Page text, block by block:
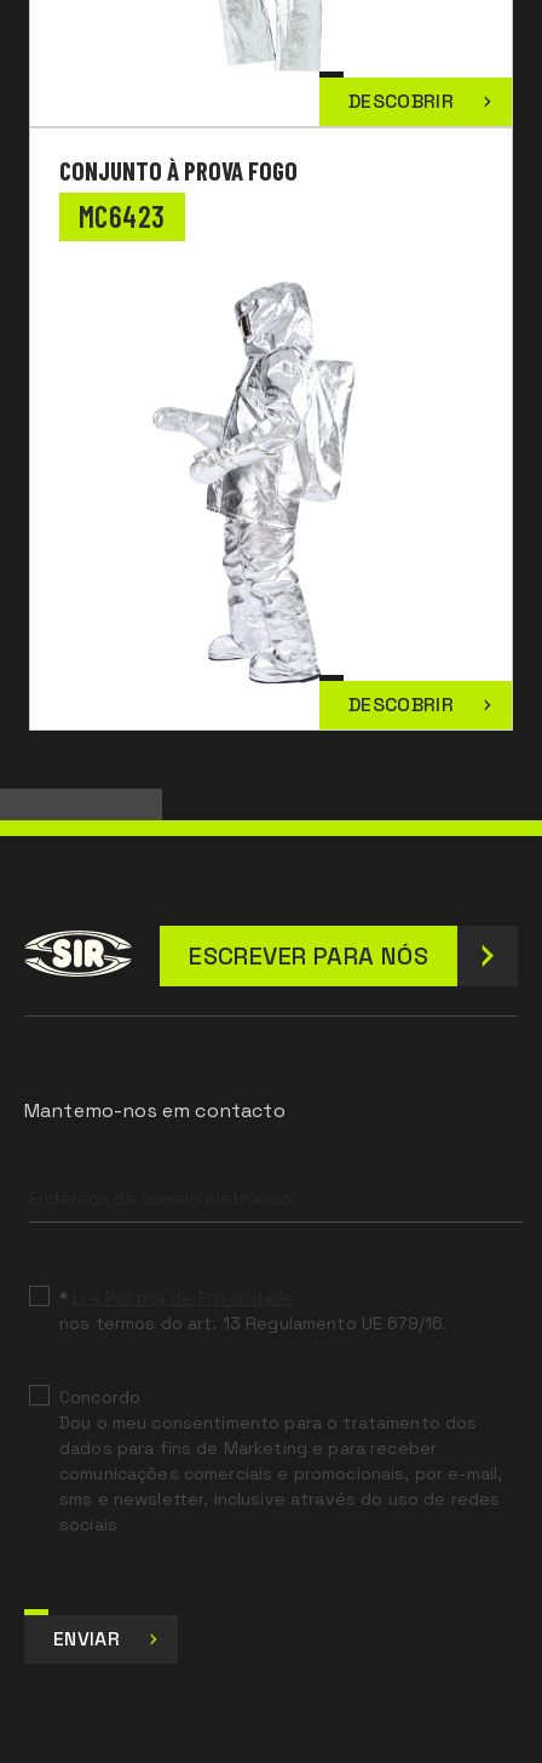
DESCOBRIR
CONJUNTO À PROVA FOGO
MC6423
DESCOBRIR
ESCREVER PARA NÓS
Mantemo-nos em contacto
field
*
nos termos do art. 13 Regulamento UE 679/16.
Concordo
Dou o meu consentimento para o tratamento dos
dados para fins de Marketing e para receber
comunicações comerciais e promocionais, por e-mail,
sms e newsletter, inclusive através do uso de redes
sociais
ENVIAR